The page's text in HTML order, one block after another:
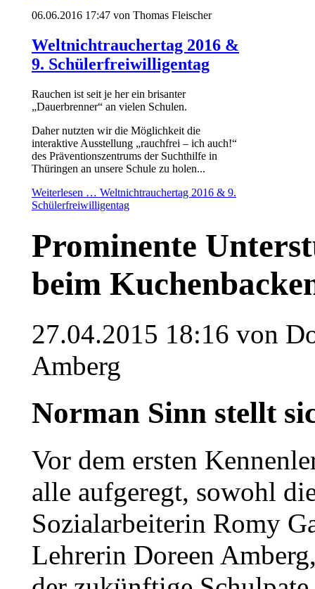
06.06.2016 17:47 von Thomas Fleischer
Weltnichtrauchertag 2016 &
9. Schülerfreiwilligentag
Rauchen ist seit je her ein brisanter
„Dauerbrenner“ an vielen Schulen.
Daher nutzten wir die Möglichkeit die
interaktive Ausstellung „rauchfrei – ich auch!“
des Präventionszentrums der Suchthilfe in
Thüringen an unsere Schule zu holen...
Weiterlesen … Weltnichtrauchertag 2016 & 9.
Schülerfreiwilligentag
Prominente
beim
27.04.2015 18:16 von
Amberg
Norman Sinn stellt
Vor dem ersten
alle aufgeregt, sowohl
Sozialarbeiterin Romy
Lehrerin Doreen